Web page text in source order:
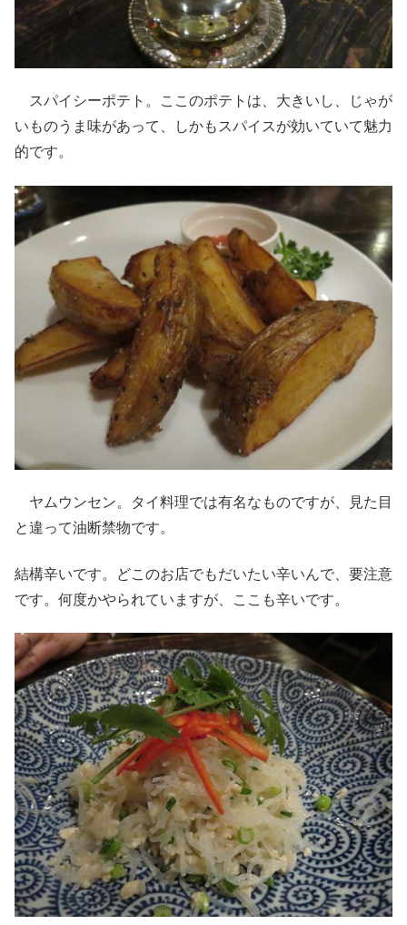
スパイシーポテト。ここのポテトは、大きいし、じゃが
いものうま味があって、しかもスパイスが効いていて魅力
的です。
ヤムウンセン。タイ料理では有名なものですが、見た目
と違って油断禁物です。
結構辛いです。どこのお店でもだいたい辛いんで、要注意
です。何度かやられていますが、ここも辛いです。